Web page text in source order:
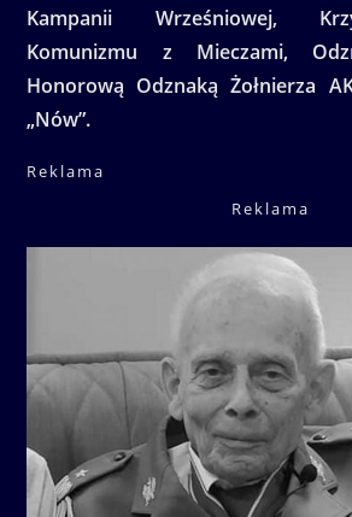
Kampanii Wrześniowej,
Komunizmu z Mieczami,
Honorową Odznaką Żołnierza
„Nów”.
Reklama
Reklama